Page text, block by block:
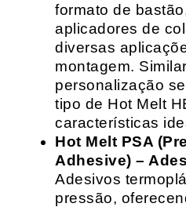
formato de
aplicadores de
diversas
montagem.
personalização
tipo de Hot Melt
características
Hot Melt PSA
Adhesive) –
Adesivos
pressão,